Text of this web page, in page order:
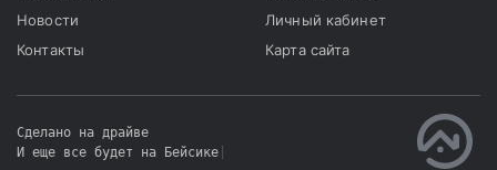
Новости
Контакты
Личный кабинет
Карта сайта
Сделано на драйве
И еще все будет на Бейсике